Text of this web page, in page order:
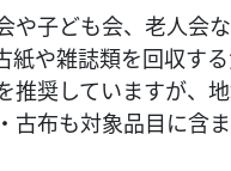
や子ども会、老人会
紙や雑誌類を回収す
推奨していますが、
古布も対象品目に含